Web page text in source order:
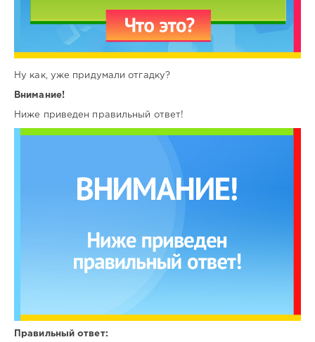
Ну как, уже придумали отгадку?
Внимание!
Ниже приведен правильный ответ!
Правильный ответ: